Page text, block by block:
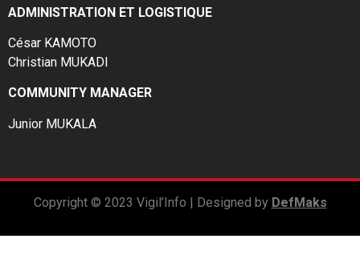
ADMINISTRATION ET LOGISTIQUE
César KAMOTO
Christian MUKADI
COMMUNITY MANAGER
Junior MUKALA
Copyright © 2023 Vigil’Info | Designed by DefMaks